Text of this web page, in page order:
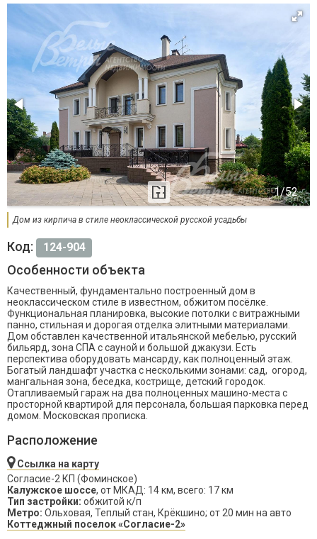
Дом из кирпича в стиле неоклассической русской усадьбы
Код: 124-904
Особенности объекта
Качественный, фундаментально построенный дом в
неоклассическом стиле в известном, обжитом посёлке.
Функциональная планировка, высокие потолки с витражными
панно, стильная и дорогая отделка элитными материалами.
Дом обставлен качественной итальянской мебелью, русский
бильярд, зона СПА с сауной и большой джакузи. Есть
перспектива оборудовать мансарду, как полноценный этаж.
Богатый ландшафт участка с несколькими зонами: сад, огород,
мангальная зона, беседка, кострище, детский городок.
Отапливаемый гараж на два полноценных машино-места с
просторной квартирой для персонала, большая парковка перед
домом. Московская прописка.
Расположение
Ссылка на карту
Согласие-2 КП (Фоминское)
Калужское шоссе, от МКАД: 14 км, всего: 17 км
Тип застройки: обжитой к/п
Метро: Ольховая, Теплый стан, Крёкшино; от 20 мин на авто
Коттеджный поселок «Согласие-2»